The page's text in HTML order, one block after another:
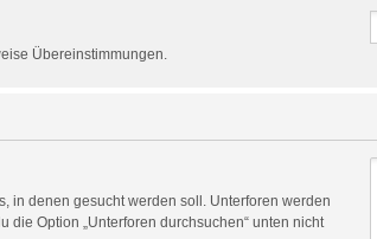
Übereinstimmungen.
in denen gesucht werden soll. Unterforen werden
die Option „Unterforen durchsuchen“ unten nicht